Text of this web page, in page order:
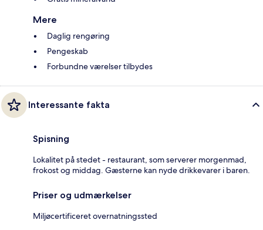
Mere
Daglig rengøring
Pengeskab
Forbundne værelser tilbydes
Interessante fakta
Spisning
Lokalitet på stedet - restaurant, som serverer morgenmad,
frokost og middag. Gæsterne kan nyde drikkevarer i baren.
Priser og udmærkelser
Miljøcertificeret overnatningssted